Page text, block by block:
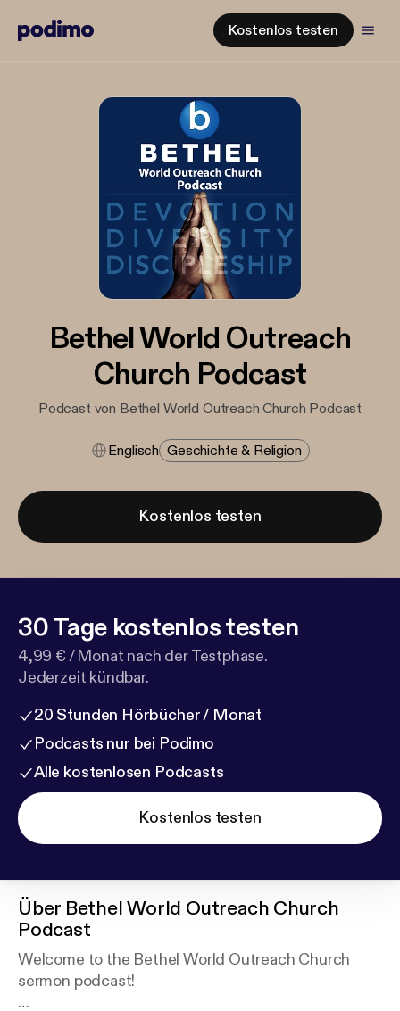
Kostenlos testen
Bethel World Outreach
Church Podcast
Podcast von Bethel World Outreach Church Podcast
Englisch Geschichte & Religion
Kostenlos testen
30 Tage kostenlos testen
4,99 € / Monat nach der Testphase.
Jederzeit kündbar.
20 Stunden Hörbücher / Monat
Podcasts nur bei Podimo
Alle kostenlosen Podcasts
Kostenlos testen
Über Bethel World Outreach Church
Podcast
Welcome to the Bethel World Outreach Church
sermon podcast!